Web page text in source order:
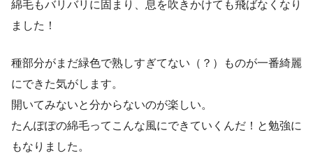
綿毛もバリバリに固まり、息を吹きかけても飛ばなくなり
ました！
種部分がまだ緑色で熟しすぎてない（？）ものが一番綺麗
にできた気がします。
開いてみないと分からないのが楽しい。
たんぽぽの綿毛ってこんな風にできていくんだ！と勉強に
もなりました。